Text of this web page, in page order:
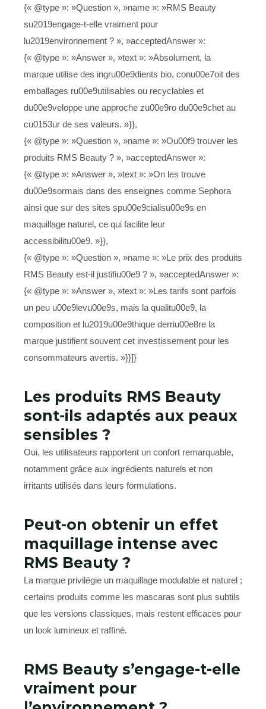
{« @type »: »Question », »name »: »RMS Beauty
su2019engage-t-elle vraiment pour
lu2019environnement ? », »acceptedAnswer »:
{« @type »: »Answer », »text »: »Absolument, la
marque utilise des ingru00e9dients bio, conu00e7oit des
emballages ru00e9utilisables ou recyclables et
du00e9veloppe une approche zu00e9ro du00e9chet au
cu0153ur de ses valeurs. »}},
{« @type »: »Question », »name »: »Ou00f9 trouver les
produits RMS Beauty ? », »acceptedAnswer »:
{« @type »: »Answer », »text »: »On les trouve
du00e9sormais dans des enseignes comme Sephora
ainsi que sur des sites spu00e9cialisu00e9s en
maquillage naturel, ce qui facilite leur
accessibilitu00e9. »}},
{« @type »: »Question », »name »: »Le prix des produits
RMS Beauty est-il justifiu00e9 ? », »acceptedAnswer »:
{« @type »: »Answer », »text »: »Les tarifs sont parfois
un peu u00e9levu00e9s, mais la qualitu00e9, la
composition et lu2019u00e9thique derriu00e8re la
marque justifient souvent cet investissement pour les
consommateurs avertis. »}}]}
Les produits RMS Beauty
sont-ils adaptés aux peaux
sensibles ?
Oui, les utilisateurs rapportent un confort remarquable,
notamment grâce aux ingrédients naturels et non
irritants utilisés dans leurs formulations.
Peut-on obtenir un effet
maquillage intense avec
RMS Beauty ?
La marque privilégie un maquillage modulable et naturel ;
certains produits comme les mascaras sont plus subtils
que les versions classiques, mais restent efficaces pour
un look lumineux et raffiné.
RMS Beauty s’engage-t-elle
vraiment pour